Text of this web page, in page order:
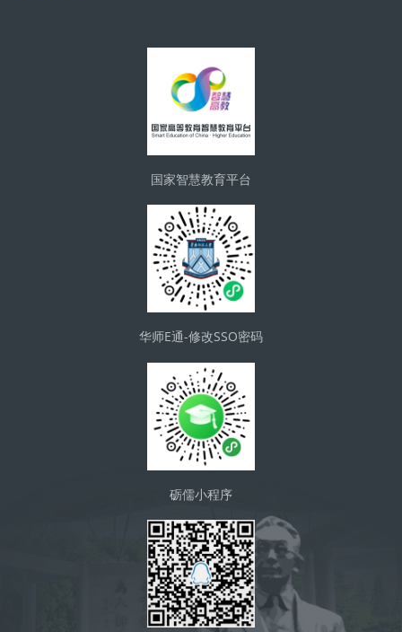
国家智慧教育平台
华师E通-修改SSO密码
砺儒小程序